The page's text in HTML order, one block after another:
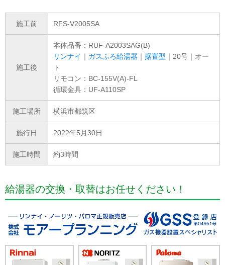
施工前 RFS-V2005SA
施工後
本体品番：RUF-A2003SAG(B)
リンナイ ｜ ガスふろ給湯器 ｜ 据置型 ｜20号｜オー
ト
リモコン：BC-155V(A)-FL
循環金具：UF-A110SP
施工場所 横浜市都筑区
施行日 2022年5月30日
施工時間 約3時間
給湯器の交換・取替はお任せください！